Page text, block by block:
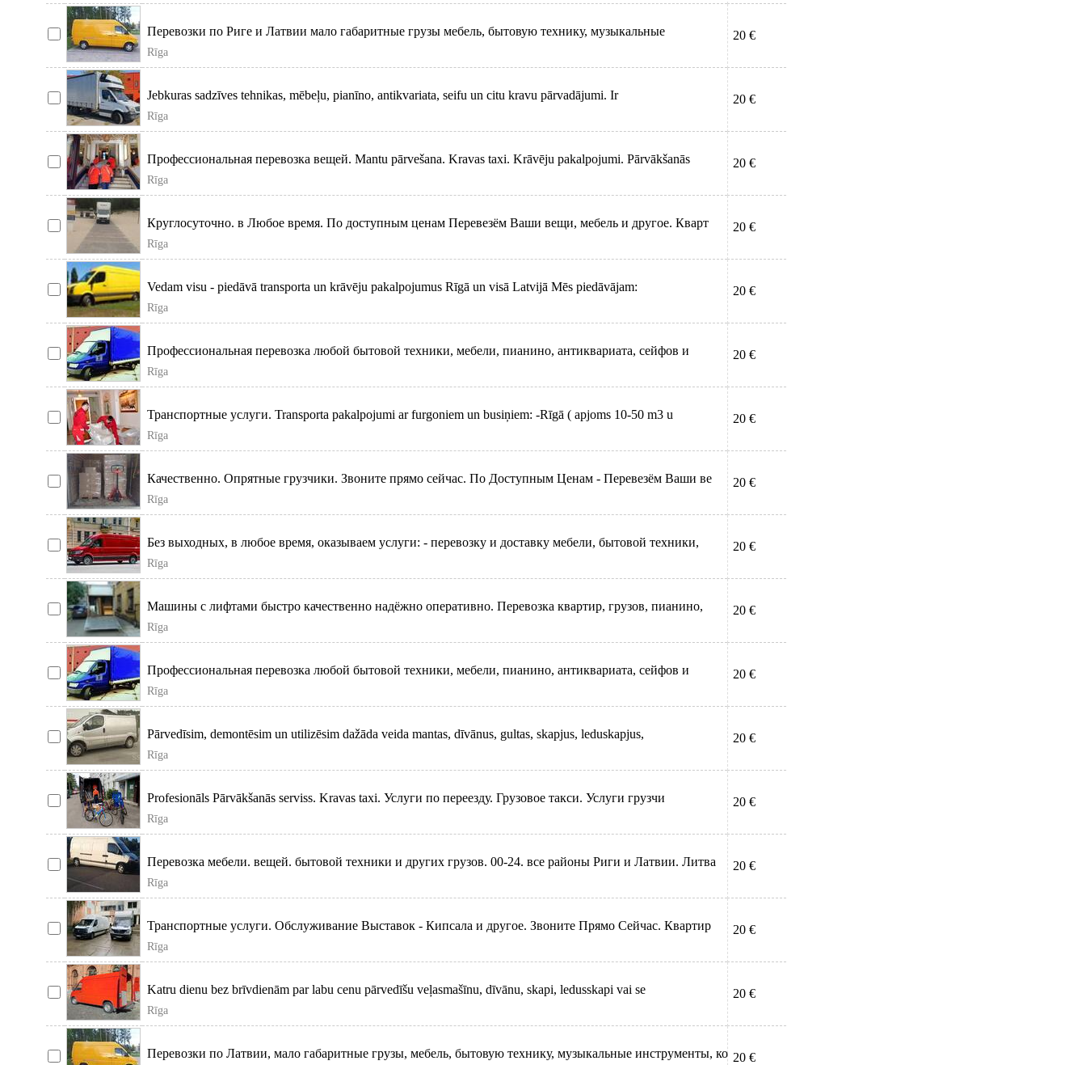
Перевозки по Риге и Латвии мало габаритные грузы мебель, бытовую технику, музыкальные
инструмент
Rīga
20 €
Jebkuras sadzīves tehnikas, mēbeļu, pianīno, antikvariata, seifu un citu kravu pārvadājumi. Ir
Rīga
20 €
Профессиональная перевозка вещей. Mantu pārvešana. Kravas taxi. Krāvēju pakalpojumi. Pārvākšanās
Rīga
20 €
Круглосуточно. в Любое время. По доступным ценам Перевезём Ваши вещи, мебель и другое. Кварт
Rīga
20 €
Vedam visu - piedāvā transporta un krāvēju pakalpojumus Rīgā un visā Latvijā Mēs piedāvājam:
Rīga
20 €
Профессиональная перевозка любой бытовой техники, мебели, пианино, антиквариата, сейфов и
других
Rīga
20 €
Транспортные услуги. Transporta pakalpojumi ar furgoniem un busiņiem: -Rīgā ( apjoms 10-50 m3 u
Rīga
20 €
Качественно. Опрятные грузчики. Звоните прямо сейчас. По Доступным Ценам - Перевезём Ваши ве
Rīga
20 €
Без выходных, в любое время, оказываем услуги: - перевозку и доставку мебели, бытовой техники,
Rīga
20 €
Машины с лифтами быстро качественно надёжно оперативно. Перевозка квартир, грузов, пианино,
сейф
Rīga
20 €
Профессиональная перевозка любой бытовой техники, мебели, пианино, антиквариата, сейфов и
других
Rīga
20 €
Pārvedīsim, demontēsim un utilizēsim dažāda veida mantas, dīvānus, gultas, skapjus, leduskapjus,
Rīga
20 €
Profesionāls Pārvākšanās serviss. Kravas taxi. Услуги по переезду. Грузовое такси. Услуги грузчи
Rīga
20 €
Перевозка мебели. вещей. бытовой техники и других грузов. 00-24. все районы Риги и Латвии. Литва
Rīga
20 €
Транспортные услуги. Обслуживание Выставок - Кипсала и другое. Звоните Прямо Сейчас. Квартир
Rīga
20 €
Katru dienu bez brīvdienām par labu cenu pārvedīšu veļasmašīnu, dīvānu, skapi, ledusskapi vai se
Rīga
20 €
Перевозки по Латвии, мало габаритные грузы, мебель, бытовую технику, музыкальные инструменты, ко 20 €